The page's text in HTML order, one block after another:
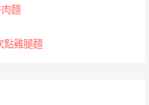
麵
點雞腿麵